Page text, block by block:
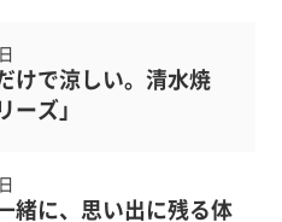
けで涼しい。清水焼
ーズ」
緒に、思い出に残る体